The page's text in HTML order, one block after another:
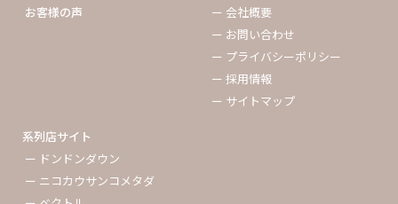
お客様の声
ー 会社概要
ー お問い合わせ
ー プライバシーポリシー
ー 採用情報
ー サイトマップ
系列店サイト
ー ドンドンダウン
ー ニコカウサンコメタダ